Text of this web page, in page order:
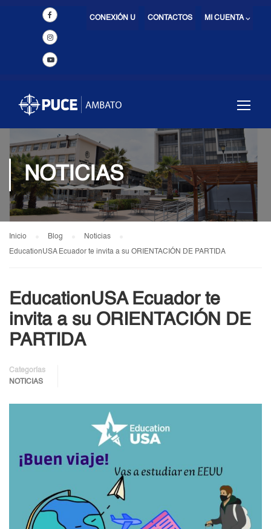
MI CUENTA ⌵
CONTACTOS
CONEXIÓN U
NOTICIAS
Inicio Blog Noticias
EducationUSA Ecuador te invita a su ORIENTACIÓN DE PARTIDA
EducationUSA Ecuador te
invita a su ORIENTACIÓN DE
PARTIDA
Categorías
NOTICIAS